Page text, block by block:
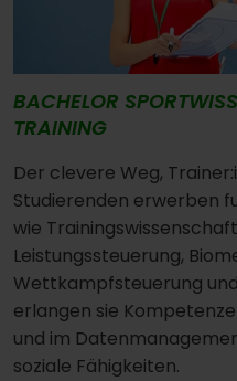
BACHELOR
TRAINING
Der clevere Weg,
Studierenden erwerben
wie
Leistungssteuerung,
Wettkampfsteuerung
erlangen sie
und im
soziale Fähigkeiten.